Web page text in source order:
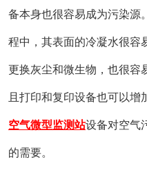
备本身也很容易成为污染源
程中，其表面的冷凝水很容
更换灰尘和微生物，也很容
且打印和复印设备也可以增
空气微型监测站设备对空气
的需要。